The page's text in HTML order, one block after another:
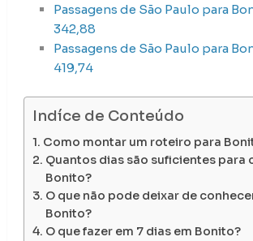
Passagens de São Paulo para
342,88
Passagens de São Paulo para
419,74
Indíce de Conteúdo
Como montar um roteiro para
Quantos dias são suficientes para
Bonito?
O que não pode deixar de
Bonito?
O que fazer em 7 dias em Bonito?